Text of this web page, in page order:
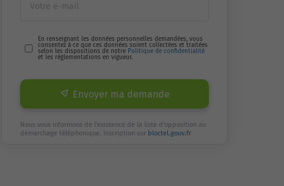
En renseignant les données personnelles demandées, vous
consentez à ce que ces données soient collectées et traitées
selon les dispositions de notre Politique de confidentialité
et les réglementations en vigueur.
Envoyer ma demande
Nous vous informons de l'existence de la liste d'opposition au
démarchage téléphonique. Inscription sur bloctel.gouv.fr